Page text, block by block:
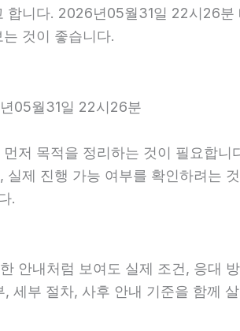
합니다. 2026년05월31일 22시26
것이 좋습니다.
05월31일 22시26분
저 목적을 정리하는 것이 필요합
제 진행 가능 여부를 확인하려는
.
안내처럼 보여도 실제 조건, 응대
세부 절차, 사후 안내 기준을 함께